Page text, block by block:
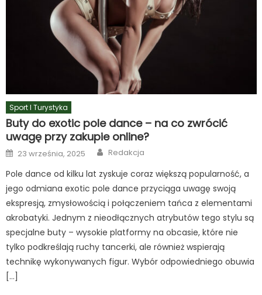
Sport I Turystyka
Buty do exotic pole dance – na co zwrócić
uwagę przy zakupie online?
Posted
on
23 września, 2025 Author
Redakcja
Pole dance od kilku lat zyskuje coraz większą popularność, a
jego odmiana exotic pole dance przyciąga uwagę swoją
ekspresją, zmysłowością i połączeniem tańca z elementami
akrobatyki. Jednym z nieodłącznych atrybutów tego stylu są
specjalne buty – wysokie platformy na obcasie, które nie
tylko podkreślają ruchy tancerki, ale również wspierają
technikę wykonywanych figur. Wybór odpowiedniego obuwia
[…]